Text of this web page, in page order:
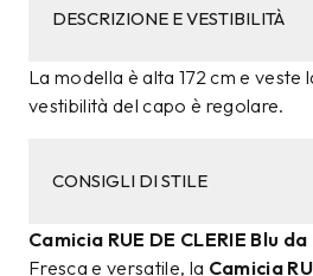
DESCRIZIONE E VESTIBILITÀ
La modella è alta 172 cm e veste
vestibilità del capo è regolare.
CONSIGLI DI STILE
Camicia RUE DE CLERIE Blu
Fresca e versatile, la Camicia